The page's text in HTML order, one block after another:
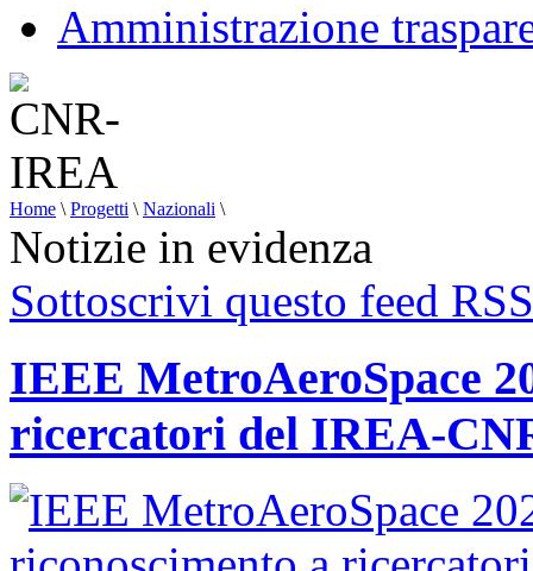
Amministrazione
Home \ Progetti \ Nazionali \
Notizie in evidenza
Sottoscrivi questo feed RSS
IEEE MetroAeroSpace
ricercatori del IREA-